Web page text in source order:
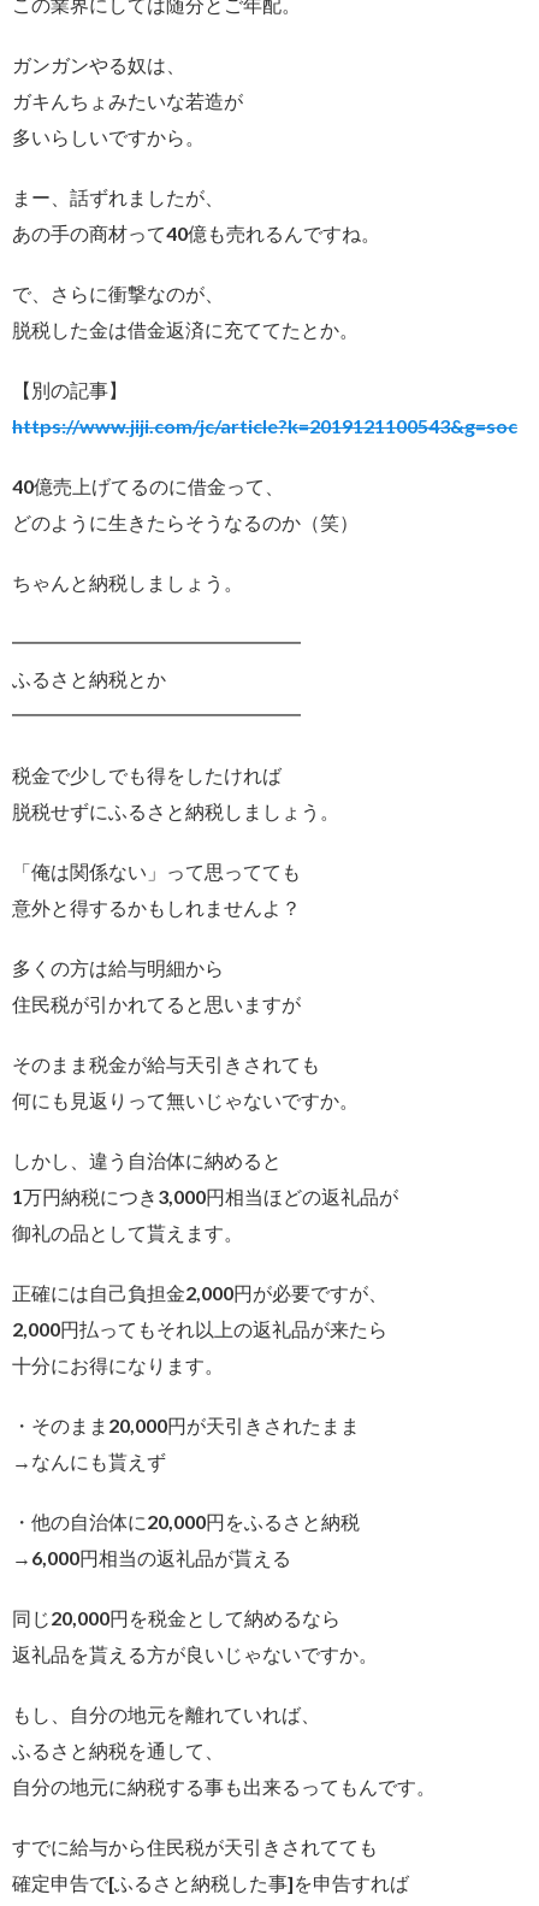
ガンガンやる奴は、
ガキんちょみたいな若造が
多いらしいですから。
まー、話ずれましたが、
あの手の商材って40億も売れるんですね。
で、さらに衝撃なのが、
脱税した金は借金返済に充ててたとか。
【別の記事】
https://www.jiji.com/jc/article?k=2019121100543&g=soc
40億売上げてるのに借金って、
どのように生きたらそうなるのか（笑）
ちゃんと納税しましょう。
━━━━━━━━━━━━━━━
ふるさと納税とか
━━━━━━━━━━━━━━━
税金で少しでも得をしたければ
脱税せずにふるさと納税しましょう。
「俺は関係ない」って思ってても
意外と得するかもしれませんよ？
多くの方は給与明細から
住民税が引かれてると思いますが
そのまま税金が給与天引きされても
何にも見返りって無いじゃないですか。
しかし、違う自治体に納めると
1万円納税につき3,000円相当ほどの返礼品が
御礼の品として貰えます。
正確には自己負担金2,000円が必要ですが、
2,000円払ってもそれ以上の返礼品が来たら
十分にお得になります。
・そのまま20,000円が天引きされたまま
→なんにも貰えず
・他の自治体に20,000円をふるさと納税
→6,000円相当の返礼品が貰える
同じ20,000円を税金として納めるなら
返礼品を貰える方が良いじゃないですか。
もし、自分の地元を離れていれば、
ふるさと納税を通して、
自分の地元に納税する事も出来るってもんです。
すでに給与から住民税が天引きされてても
確定申告で[ふるさと納税した事]を申告すれば